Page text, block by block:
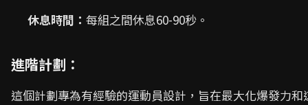
休息時間： 每組之間休息60-90秒。
進階計劃：
這個計劃專為有經驗的運動員設計，旨在最大化爆發力和